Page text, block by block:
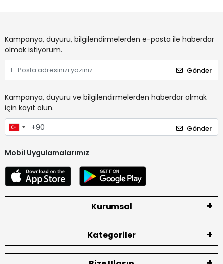
Kampanya, duyuru, bilgilendirmelerden e-posta ile haberdar
olmak istiyorum.
Gönder
Kampanya, duyuru ve bilgilendirmelerden haberdar olmak
için kayıt olun.
Gönder
Mobil Uygulamalarımız
Kurumsal
Kategoriler